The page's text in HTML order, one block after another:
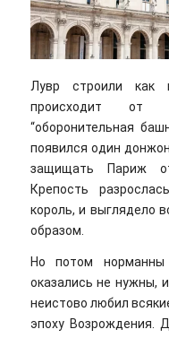
Лувр строили как
происходит от
“оборонительная
появился один
защищать Париж
Крепость
король, и выглядело
образом.
Но потом норманны
оказались не нужны,
неистово любил
эпоху Возрождения.